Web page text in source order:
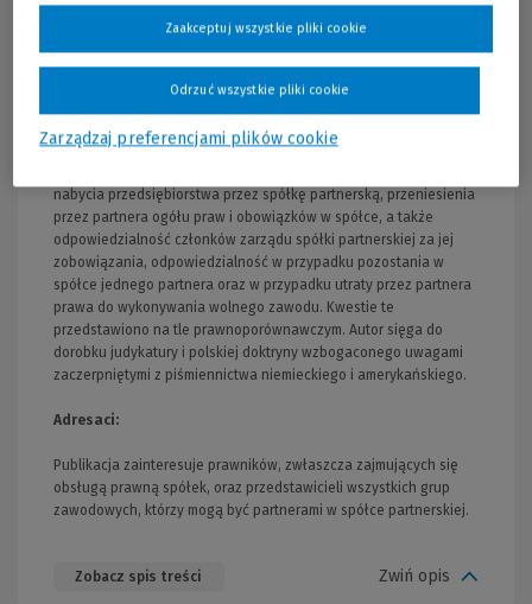
wynikające z wykonywania w spółce wolnego zawodu przez
innego wspólnika bądź z działania lub zaniechania osób
zatrudnionych przez spółkę, problematykę umownej modyfikacji
dochodzenie roszczeń od spółki partnerskiej i partnerów,
odpowiedzialność za zobowiązania w przypadku: zawarcia
nabycia przedsiębiorstwa przez spółkę partnerską, przeniesienia
przez partnera ogółu praw i obowiązków w spółce, a także
odpowiedzialność członków zarządu spółki partnerskiej za jej
zobowiązania, odpowiedzialność w przypadku pozostania w
spółce jednego partnera oraz w przypadku utraty przez partnera
prawa do wykonywania wolnego zawodu. Kwestie te
przedstawiono na tle prawnoporównawczym. Autor sięga do
dorobku judykatury i polskiej doktryny wzbogaconego uwagami
zaczerpniętymi z piśmiennictwa niemieckiego i amerykańskiego.
Adresaci:
Publikacja zainteresuje prawników, zwłaszcza zajmujących się
obsługą prawną spółek, oraz przedstawicieli wszystkich grup
zawodowych, którzy mogą być partnerami w spółce partnerskiej.
Zobacz spis treści Zwiń opis
Zarządzaj preferencjami plików cookie
Odrzuć wszystkie pliki cookie
Zaakceptuj wszystkie pliki cookie